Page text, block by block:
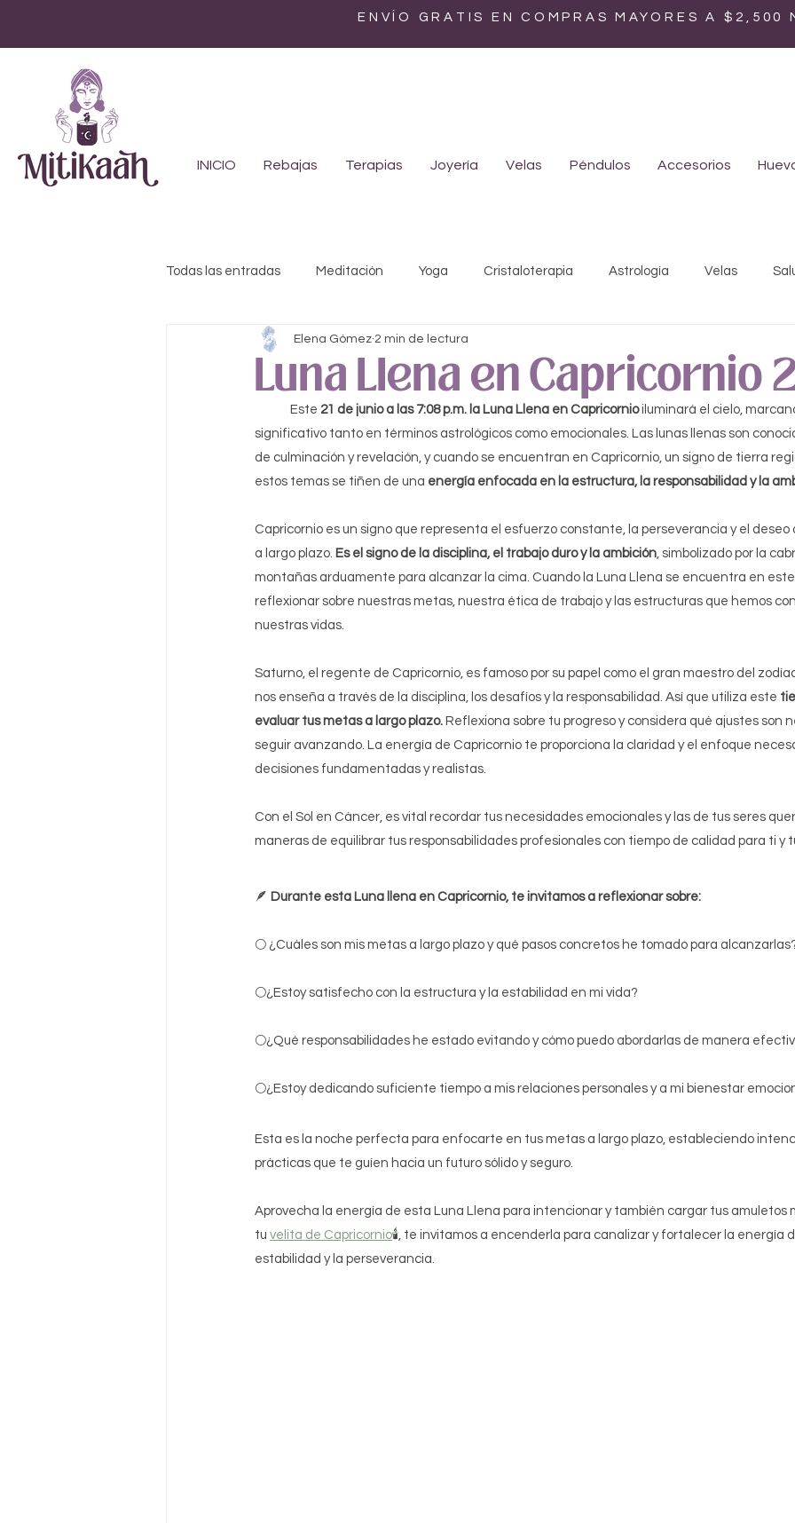
ENVÍO GRATIS EN COMPRAS MAYORES A $2,500
INICIO Rebajas Terapias Joyería Velas Péndulos Accesorios
Todas las entradas Meditación Yoga Cristaloterapia Astrología Velas
Feminismo Genealogía Mística
Luna Llena en Capricornio
Elena Gómez 2 min de lectura
	Este
21 de junio a las 7:08 p.m. la Luna Llena en Capricornio iluminará el cielo,
significativo tanto en términos astrológicos como emocionales. Las lunas llenas son
de culminación y revelación, y cuando se encuentran en Capricornio, un signo de tierra
estos temas se tiñen de una energía enfocada en la estructura, la responsabilidad y la
Capricornio es un signo que representa el esfuerzo constante, la perseverancia y el
a largo plazo. Es el signo de la disciplina, el trabajo duro y la ambición, simbolizado por la
montañas arduamente para alcanzar la cima. Cuando la Luna Llena se encuentra en este
reflexionar sobre nuestras metas, nuestra ética de trabajo y las estructuras que hemos
nuestras vidas.
Saturno, el regente de Capricornio, es famoso por su papel como el gran maestro del
nos enseña a través de la disciplina, los desafíos y la responsabilidad. Así que utiliza este
evaluar tus metas a largo plazo. Reflexiona sobre tu progreso y considera qué ajustes son
seguir avanzando. La energía de Capricornio te proporciona la claridad y el enfoque
decisiones fundamentadas y realistas.
Con el Sol en Cáncer, es vital recordar tus necesidades emocionales y las de tus seres
maneras de equilibrar tus responsabilidades profesionales con tiempo de calidad para ti y
🪶 Durante esta Luna llena en Capricornio, te invitamos a reflexionar sobre:
🌕 ¿Cuáles son mis metas a largo plazo y qué pasos concretos he tomado para
🌕¿Estoy satisfecho con la estructura y la estabilidad en mi vida?
🌕¿Qué responsabilidades he estado evitando y cómo puedo abordarlas de manera
🌕¿Estoy dedicando suficiente tiempo a mis relaciones personales y a mi bienestar
Esta es la noche perfecta para enfocarte en tus metas a largo plazo, estableciendo
prácticas que te guíen hacia un futuro sólido y seguro.
Aprovecha la energía de esta Luna Llena para intencionar y también cargar tus amuletos
tu velita de Capricornio🕯, te invitamos a encenderla para canalizar y fortalecer la energía
estabilidad y la perseverancia.